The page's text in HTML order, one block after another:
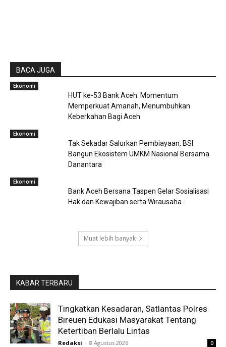
BACA JUGA
Ekonomi
HUT ke-53 Bank Aceh: Momentum
Memperkuat Amanah, Menumbuhkan
Keberkahan Bagi Aceh
Ekonomi
Tak Sekadar Salurkan Pembiayaan, BSI
Bangun Ekosistem UMKM Nasional Bersama
Danantara
Ekonomi
Bank Aceh Bersana Taspen Gelar Sosialisasi
Hak dan Kewajiban serta Wirausaha...
Muat lebih banyak
KABAR TERBARU
Tingkatkan Kesadaran, Satlantas Polres
Bireuen Edukasi Masyarakat Tentang
Ketertiban Berlalu Lintas
Redaksi - 8 Agustus 2026 0